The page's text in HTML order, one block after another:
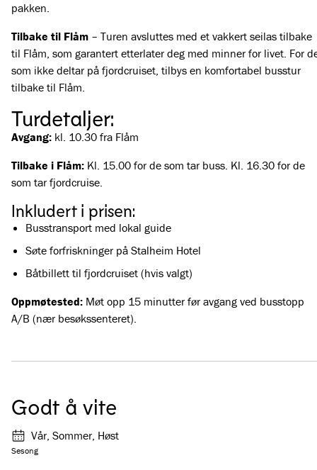
pakken.
Tilbake til Flåm – Turen avsluttes med et vakkert seilas tilbake
til Flåm, som garantert etterlater deg med minner for livet. For
som ikke deltar på fjordcruiset, tilbys en komfortabel busstur
tilbake til Flåm.
Turdetaljer:
Avgang: kl. 10.30 fra Flåm
Tilbake i Flåm: Kl. 15.00 for de som tar buss. Kl. 16.30 for de
som tar fjordcruise.
Inkludert i prisen:
Busstransport med lokal guide
Søte forfriskninger på Stalheim Hotel
Båtbillett til fjordcruiset (hvis valgt)
Oppmøtested: Møt opp 15 minutter før avgang ved busstopp
A/B (nær besøkssenteret).
Godt å vite
Sesong
Vår, Sommer, Høst